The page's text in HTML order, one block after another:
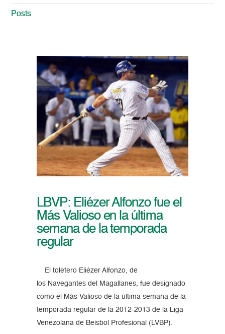
Posts
LBVP: Eliézer Alfonzo fue el
Más Valioso en la última
semana de la temporada
regular
El toletero Eliézer Alfonzo, de
los Navegantes del Magallanes, fue designado
como el Más Valioso de la última semana de la
temporada regular de la 2012-2013 de la Liga
Venezolana de Beisbol Profesional (LVBP).